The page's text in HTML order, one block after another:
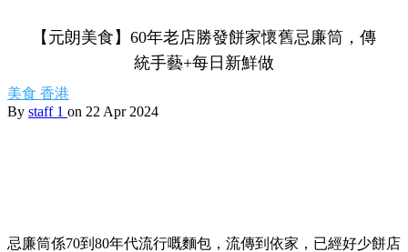
【元朗美食】60年老店勝發餅家懷舊忌廉筒，傳
統手藝+每日新鮮做
美食 香港
By staff 1 on 22 Apr 2024
忌廉筒係70到80年代流行嘅麵包，流傳到依家，已經好少餅店